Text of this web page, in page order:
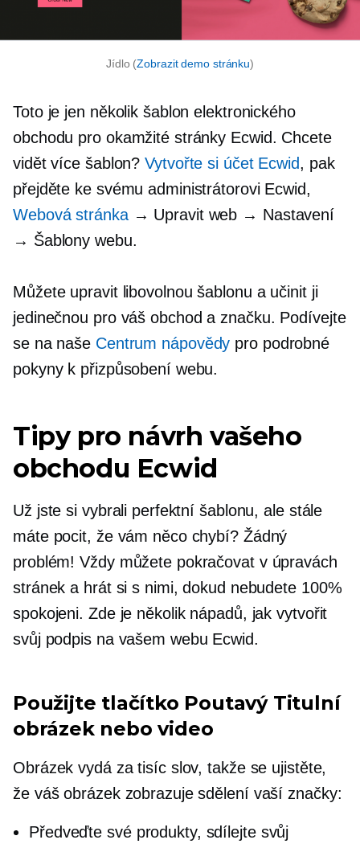
Jídlo (Zobrazit demo stránku)
Toto je jen několik šablon elektronického
obchodu pro okamžité stránky Ecwid. Chcete
vidět více šablon?Vytvořte si účet Ecwid, pak
přejděte ke svému administrátorovi Ecwid,
Webová stránka→ Upravit web → Nastavení
→ Šablony webu.
Můžete upravit libovolnou šablonu a učinit ji
jedinečnou pro váš obchod a značku. Podívejte
se na naše Centrum nápovědy pro podrobné
pokyny k přizpůsobení webu.
Tipy pro návrh vašeho
obchodu Ecwid
Už jste si vybrali perfektní šablonu, ale stále
máte pocit, že vám něco chybí? Žádný
problém! Vždy můžete pokračovat v úpravách
stránek a hrát si s nimi, dokud nebudete 100%
spokojeni. Zde je několik nápadů, jak vytvořit
svůj podpis na vašem webu Ecwid.
Použijte tlačítko PoutavýTitulní
obrázek nebo video
Obrázek vydá za tisíc slov, takže se ujistěte,
že váš obrázek zobrazuje sdělení vaší značky:
Předveďte své produkty, sdílejte svůj